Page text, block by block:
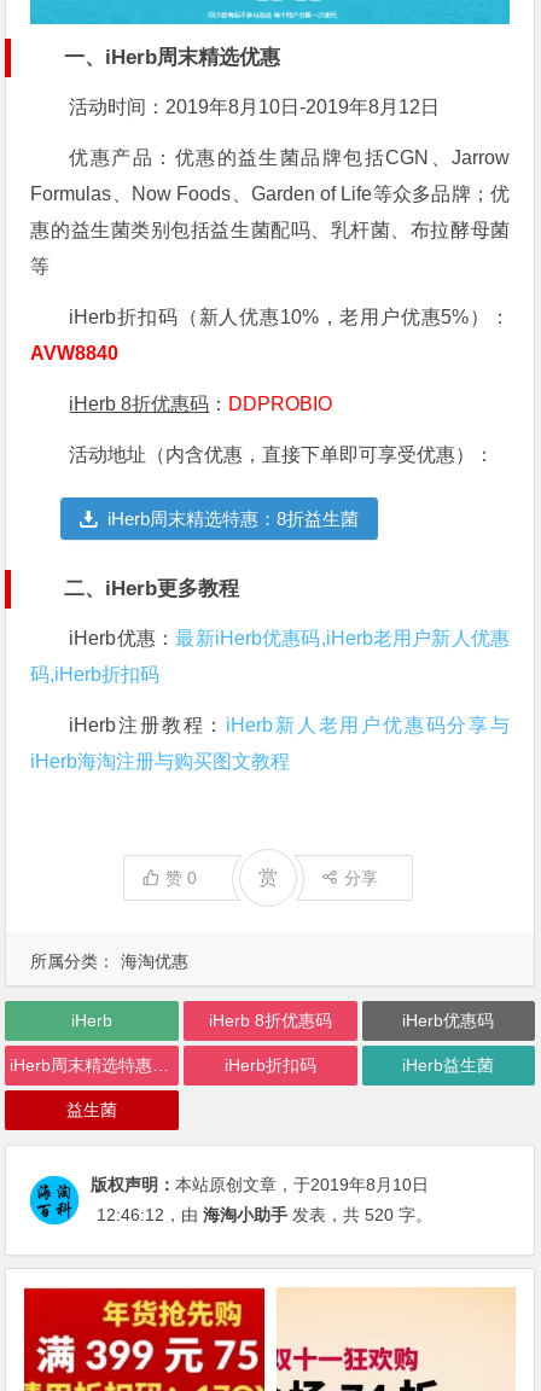
所属分类： 海淘优惠
一、iHerb周末精选优惠
活动时间：2019年8月10日-2019年8月12日
优惠产品：优惠的益生菌品牌包括CGN、Jarrow
Formulas、Now Foods、Garden of Life等众多品牌；优
惠的益生菌类别包括益生菌配吗、乳杆菌、布拉酵母菌
等
iHerb折扣码（新人优惠10%，老用户优惠5%）：
AVW8840
iHerb 8折优惠码 ： DDPROBIO
活动地址（内含优惠，直接下单即可享受优惠）：
iHerb周末精选特惠：8折益生菌
二、iHerb更多教程
iHerb优惠：最新iHerb优惠码,iHerb老用户新人优惠
码,iHerb折扣码
iHerb注册教程： iHerb新人老用户优惠码分享与
iHerb海淘注册与购买图文教程
赞0 赏 分享
iHerb iHerb 8折优惠码 iHerb优惠码
iHerb折扣码 iHerb益生菌
益生菌
版权声明：本站原创文章，于2019年8月10日
12:46:12 ，由海淘小助手 发表，共 520 字。